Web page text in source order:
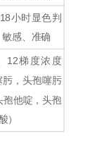
小时显色判
感、准确
12梯度浓度
肟，头孢噻肟
他啶，头孢
）